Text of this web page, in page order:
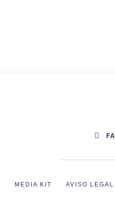
MEDIA KIT AVISO LEGAL